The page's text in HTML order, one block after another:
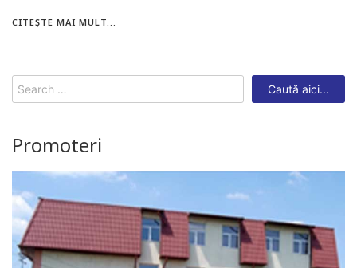
CITEȘTE MAI MULT...
Search
for:
Promoteri